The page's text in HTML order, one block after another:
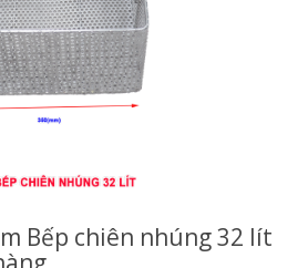
Bếp chiên nhúng 32 lít